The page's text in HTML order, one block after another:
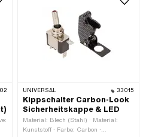
UNIVERSAL 33015
Kippschalter Carbon-Look
Sicherheitskappe & LED
Material: Blech (Stahl) · Material:
Kunststoff · Farbe: Carbon ·